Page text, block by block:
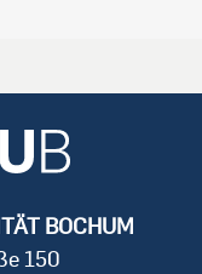
BOCHUM
150